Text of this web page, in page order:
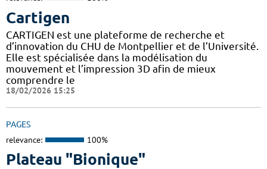
Cartigen
CARTIGEN est une plateforme de recherche et
d’innovation du CHU de Montpellier et de l’Université.
Elle est spécialisée dans la modélisation du
mouvement et l’impression 3D afin de mieux
comprendre le
18/02/2026 15:25
PAGES
relevance: 100%
Plateau "Bionique"